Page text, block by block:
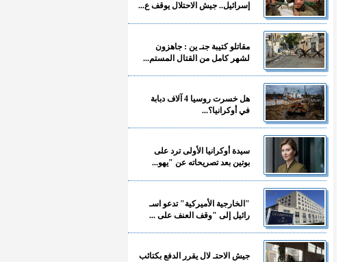
إسرائيل.. جيش الاحتلال يوقف ع...
مقاتلو كتيبة جنـ ين : جاهزون
لشهر كامل من القتال المستم...
هل خسرت روسيا 4 آلاف دبابة
في أوكرانيا؟...
سيدة أوكرانيا الأولى ترد على
بوتين بعد تصريحاته عن "يهو...
"الخارجية الأميركية" تدعو اسـ
رائيل إلى "وقف العنف على ...
جيش الاحتـ لال يقرر الدفع بكتائب